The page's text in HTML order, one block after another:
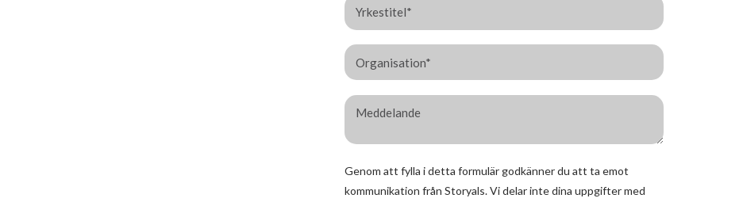
Genom att fylla i detta formulär godkänner du att ta emot
kommunikation från Storyals. Vi delar inte dina uppgifter med